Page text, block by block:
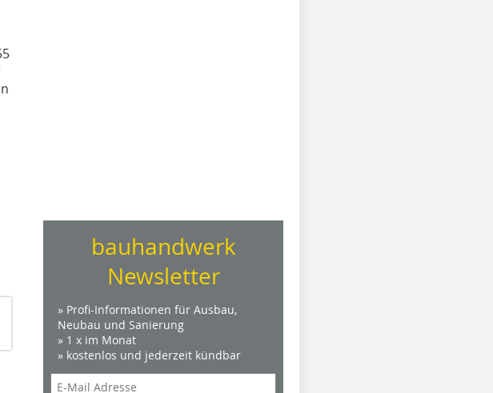
bauhandwerk
Newsletter
» Profi-Informationen für Ausbau,
Neubau und Sanierung
» 1 x im Monat
» kostenlos und jederzeit kündbar